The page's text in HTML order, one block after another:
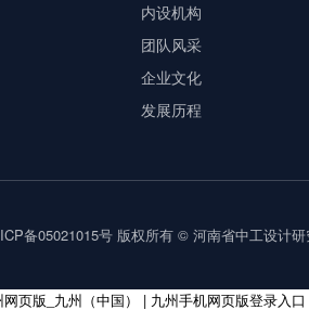
内设机构
团队风采
企业文化
发展历程
备05021015号 版权所有 © 河南省中工设计
页版_九州（中国） | 九州手机网页版登录入口